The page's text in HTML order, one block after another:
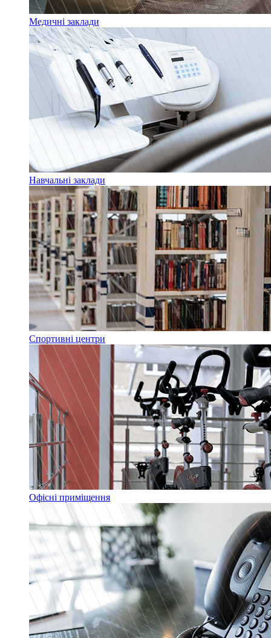
Медичні заклади
Навчальні заклади
Спортивні центри
Офісні приміщення